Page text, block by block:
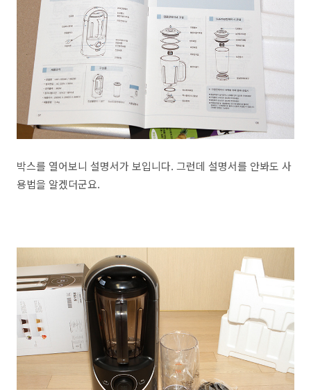
박스를 열어보니 설명서가 보입니다. 그런데 설명서를 안봐도 사
용법을 알겠더군요.